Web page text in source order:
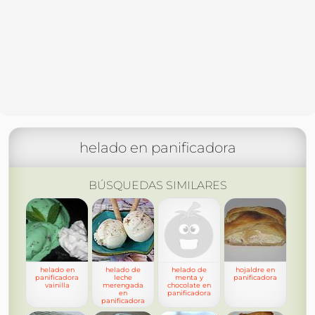
helado en panificadora
BÚSQUEDAS SIMILARES
helado en
panificadora
vainilla
helado de
leche
merengada
en
panificadora
helado de
menta y
chocolate en
panificadora
hojaldre en
panificadora